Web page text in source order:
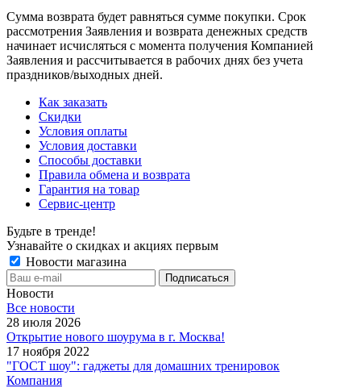
Сумма возврата будет равняться сумме покупки. Срок
рассмотрения Заявления и возврата денежных средств
начинает исчисляться с момента получения Компанией
Заявления и рассчитывается в рабочих днях без учета
праздников/выходных дней.
Как заказать
Скидки
Условия оплаты
Условия доставки
Способы доставки
Правила обмена и возврата
Гарантия на товар
Сервис-центр
Будьте в тренде!
Узнавайте о скидках и акциях первым
Новости магазина
Новости
Все новости
28 июля 2026
Открытие нового шоурума в г. Москва!
17 ноября 2022
"ГОСТ шоу": гаджеты для домашних тренировок
Компания